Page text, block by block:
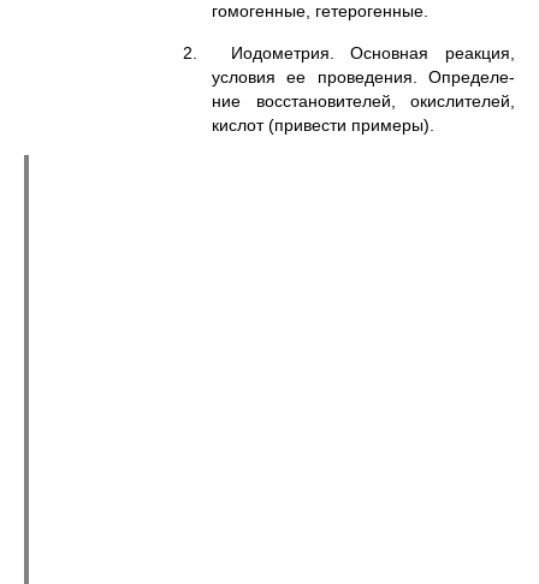
гомогенные, гетерогенные.
2. Иодометрия. Основная реакция,
условия ее проведения. Определе-
ние восстановителей, окислителей,
кислот (привести примеры).